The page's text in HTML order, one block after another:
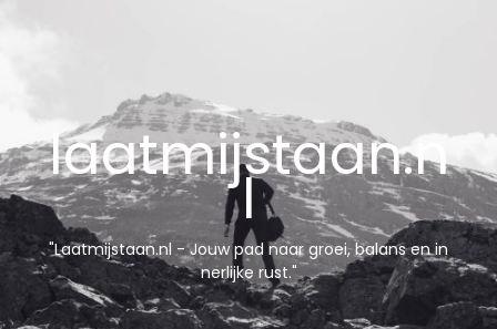
laatmijstaan.n
l
"Laatmijstaan.nl - Jouw pad naar groei, balans en in
nerlijke rust."